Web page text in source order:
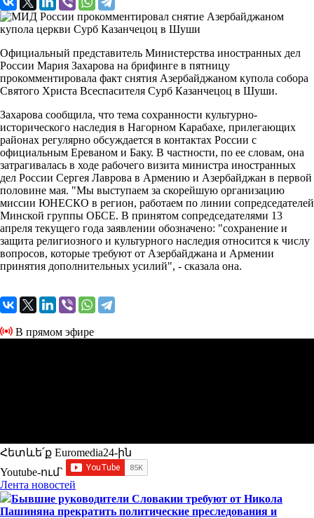
Официальный представитель Министерства иностранных дел
России Мария Захарова на брифинге в пятницу
прокомментировала факт снятия Азербайджаном купола собора
Святого Христа Всеспасителя Сурб Казанчецоц в Шуши.
Захарова сообщила, что тема сохранности культурно-
исторического наследия в Нагорном Карабахе, прилегающих
районах регулярно обсуждается в контактах России с
официальным Ереваном и Баку. В частности, по ее словам, она
затрагивалась в ходе рабочего визита министра иностранных
дел России Сергея Лаврова в Армению и Азербайджан в первой
половине мая. "Мы выступаем за скорейшую организацию
миссии ЮНЕСКО в регион, работаем по линии сопредседателей
Минской группы ОБСЕ. В принятом сопредседателями 13
апреля текущего года заявлении обозначено: "сохранение и
защита религиозного и культурного наследия относится к числу
вопросов, которые требуют от Азербайджана и Армении
принятия дополнительных усилий", - сказала она.
В прямом эфире
Հետևե՛ք Euromedia24-ին
Youtube-ում`
Лента новостей
Бывшие руководители Словакии требуют от Никола
Пашиняна прекратить политические преследования и